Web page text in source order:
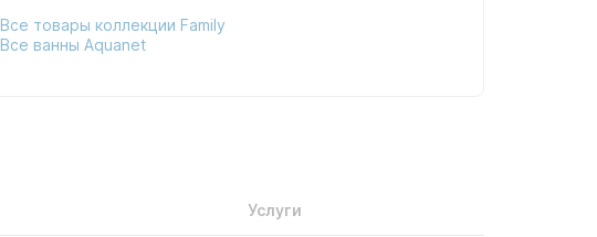
Все товары коллекции Family
Все ванны Aquanet
Услуги